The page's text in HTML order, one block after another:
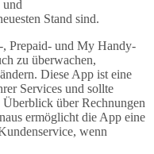
und
Stand sind.
Prepaid- und My Handy-
zu überwachen,
Diese App ist eine
Services und sollte
über Rechnungen
ermöglicht die App eine
wenn